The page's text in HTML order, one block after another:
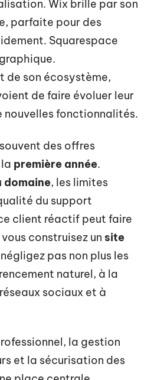
Wix brille par son
parfaite pour des
Squarespace
de son écosystème,
de faire évoluer leur
nouvelles fonctionnalités.
des offres
première année.
domaine, les limites
du support
client réactif peut faire
construisez un site
négligez pas non plus les
naturel, à la
sociaux et à
la gestion
et la sécurisation des